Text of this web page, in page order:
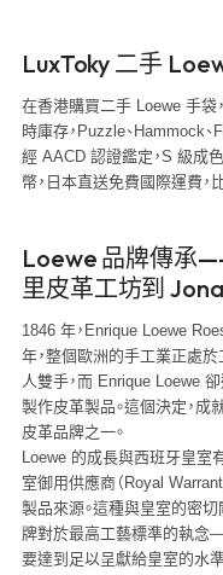
LuxToky 二手
在香港購買二手 Loewe 手袋
時庫存，Puzzle、Hammock
經 AACD 認證鑑定，S 級成
幣，日本直送免費國際運費，
Loewe 品牌傳承
里皮革工坊到
1846 年，Enrique Loewe
年，整個歐洲的手工業正處
人雙手，而 Enrique Loewe
製作皮革製品。這個決定，
皮革品牌之一。
Loewe 的成長與西班牙皇室
室御用供應商（Royal
製品來源。這種與皇室的密
牌對於最高工藝標準的執念
要達到足以呈獻給皇室的水